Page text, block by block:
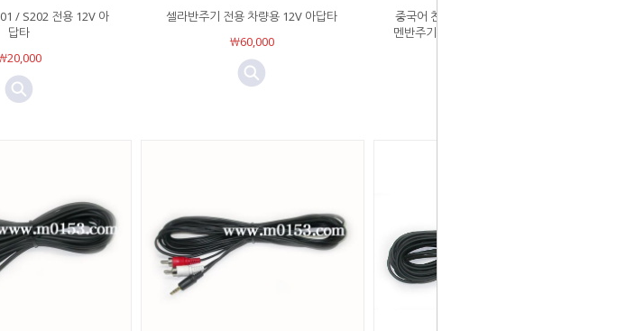
/ S202 전용 12V 아
답타
20,000
셀라반주기 전용 차량용 12V 아답타
￦60,000
중국어 찬송가,복음성가 확장팩 - 에이
멘반주기 9191M 전용 (단독사용 불가)